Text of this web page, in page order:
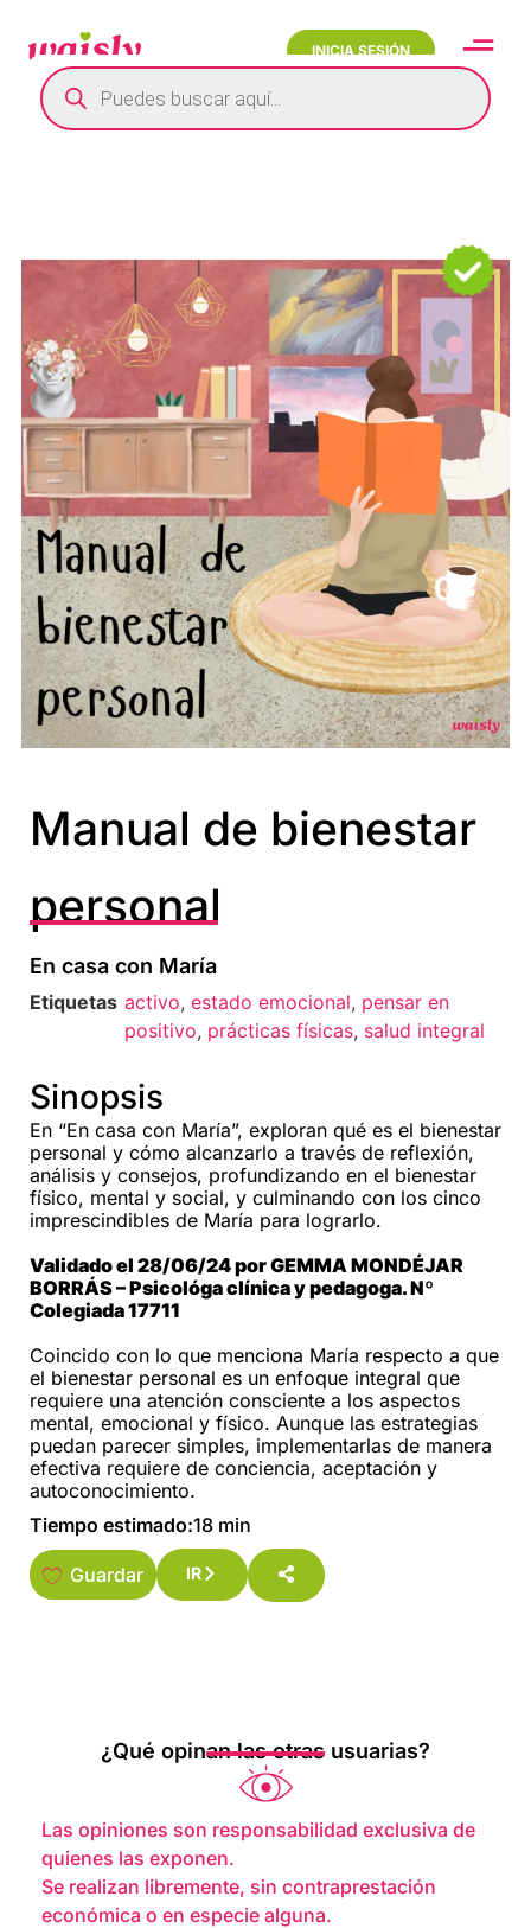
INICIA SESIÓN
Manual de bienestar
personal
En casa con María
Etiquetas activo, estado emocional, pensar en
positivo, prácticas físicas, salud integral
Sinopsis
En “En casa con María”, exploran qué es el bienestar
personal y cómo alcanzarlo a través de reflexión,
análisis y consejos, profundizando en el bienestar
físico, mental y social, y culminando con los cinco
imprescindibles de María para lograrlo.
Validado el 28/06/24 por GEMMA MONDÉJAR
BORRÁS – Psicológa clínica y pedagoga. Nº
Colegiada 17711
Coincido con lo que menciona María respecto a que
el bienestar personal es un enfoque integral que
requiere una atención consciente a los aspectos
mental, emocional y físico. Aunque las estrategias
puedan parecer simples, implementarlas de manera
efectiva requiere de conciencia, aceptación y
autoconocimiento.
Tiempo estimado:18 min
Guardar IR
¿Qué opinan las otras usuarias?
Las opiniones son responsabilidad exclusiva de
quienes las exponen.
Se realizan libremente, sin contraprestación
económica o en especie alguna.